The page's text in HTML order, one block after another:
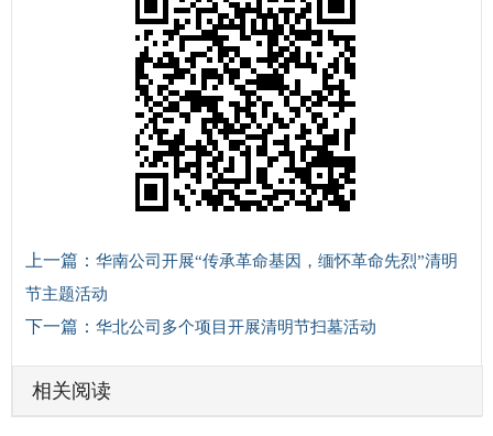
上一篇： 华南公司开展“传承革命基因，缅怀革命先烈”清明
节主题活动
下一篇： 华北公司多个项目开展清明节扫墓活动
相关阅读